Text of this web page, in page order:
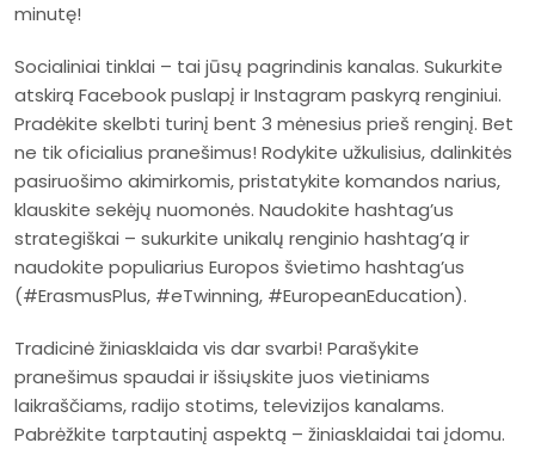
minutę!
Socialiniai tinklai – tai jūsų pagrindinis kanalas. Sukurkite
atskirą Facebook puslapį ir Instagram paskyrą renginiui.
Pradėkite skelbti turinį bent 3 mėnesius prieš renginį. Bet
ne tik oficialius pranešimus! Rodykite užkulisius, dalinkitės
pasiruošimo akimirkomis, pristatykite komandos narius,
klauskite sekėjų nuomonės. Naudokite hashtag’us
strategiškai – sukurkite unikalų renginio hashtag’ą ir
naudokite populiarius Europos švietimo hashtag’us
(#ErasmusPlus, #eTwinning, #EuropeanEducation).
Tradicinė žiniasklaida vis dar svarbi! Parašykite
pranešimus spaudai ir išsiųskite juos vietiniams
laikraščiams, radijo stotims, televizijos kanalams.
Pabrėžkite tarptautinį aspektą – žiniasklaidai tai įdomu.